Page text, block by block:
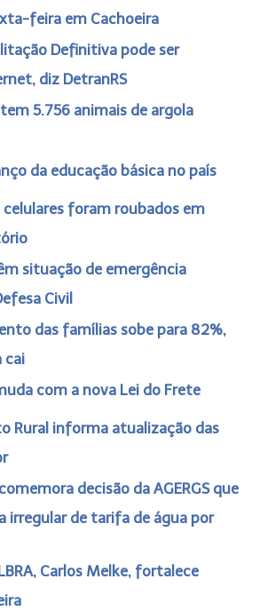
feira em Cachoeira
Definitiva pode ser
diz DetranRS
5.756 animais de argola
da educação básica no país
foram roubados em
situação de emergência
Civil
das famílias sobe para 82%,
cai
com a nova Lei do Frete
Rural informa atualização das
decisão da AGERGS que
irregular de tarifa de água por
Carlos Melke, fortalece